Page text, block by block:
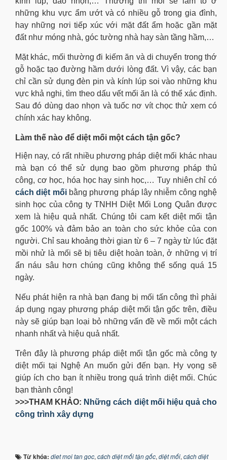
những khu vực ẩm ướt và có nhiều gỗ trong gia đình,
hay những nơi tiếp xúc với mặt đất ẩm hoặc gần mặt
đất như móng nhà, góc tường nhà hay sàn tầng hầm,…
Mặt khác, mối thường đi kiếm ăn và di chuyển trong thớ
gỗ hoặc tạo đường hầm dưới lòng đất. Vì vậy, các bạn
chỉ cần sử dụng đèn pin và kính lúp soi vào những khu
vực khả nghi, tìm theo dấu vết mối ăn là có thể xác định.
Sau đó dùng dao nhọn và tuốc nơ vít chọc thử xem có
chính xác hay không.
Làm thế nào để diệt mối một cách tận gốc?
Hiện nay, có rất nhiều phương pháp diệt mối khác nhau
mà bạn có thể sử dụng bao gồm phương pháp thủ
công, cơ học, hóa học hay sinh học,… Tuy nhiên chỉ có
cách diệt mốibằng phương pháp lây nhiễm công nghệ
sinh học của công ty TNHH Diệt Mối Long Quân được
xem là hiệu quả nhất. Chúng tôi cam kết diệt mối tận
gốc 100% và đảm bảo an toàn cho sức khỏe của con
người. Chỉ sau khoảng thời gian từ 6 – 7 ngày từ lúc đặt
mồi nhử là mối sẽ bị tiêu diệt hoàn toàn, ở những vị trí
ẩn náu sâu hơn chúng cũng không thể sống quá 15
ngày.
Nếu phát hiện ra nhà bạn đang bị mối tấn công thì phải
áp dụng ngay phương pháp diệt mối tận gốc trên, điều
này sẽ giúp bạn loại bỏ những vấn đề về mối một cách
nhanh nhất và hiệu quả nhất.
Trên đây là phương pháp diệt mối tận gốc mà công ty
diệt mối tại Nghệ An muốn gửi đến bạn. Hy vọng sẽ
giúp ích cho bạn ít nhiều trong quá trình diệt mối. Chúc
bạn thành công!
>>>THAM KHẢO: Những cách diệt mối hiệu quả cho
công trình xây dựng
Từ khóa: diet moi tan goc, cách diệt mối tận gốc, diệt mối, cách diệt